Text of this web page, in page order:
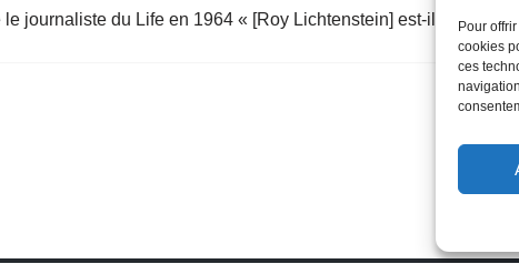
Pour
cookies
ces
le journaliste du Life en 1964 « [Roy Lichtenstein] est-il le pire